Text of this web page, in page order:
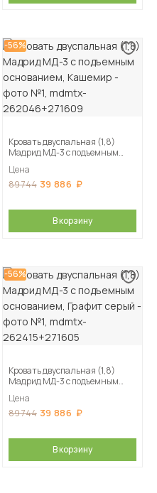
-56%
Кровать двуспальная (1,8)
Мадрид МД-3 с подъемным
Цена
89 744 39 886
В корзину
-56%
Кровать двуспальная (1,8)
Мадрид МД-3 с подъемным
Цена
89 744 39 886
В корзину